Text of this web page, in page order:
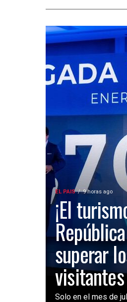
EL PAIS 9 horas ago
¡El
superar
Solo en el mes de